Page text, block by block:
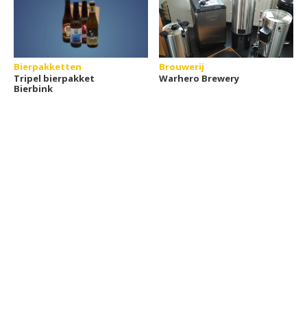
Bierpakketten
Tripel bierpakket
Bierbink
Brouwerij
Warhero Brewery